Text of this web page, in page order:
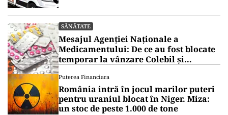
SĂNĂTATE
Mesajul Agenției Naționale a
Medicamentului: De ce au fost blocate
temporar la vânzare Colebil și
Puterea Financiara
România intră în jocul marilor puteri
pentru uraniul blocat în Niger. Miza:
un stoc de peste 1.000 de tone